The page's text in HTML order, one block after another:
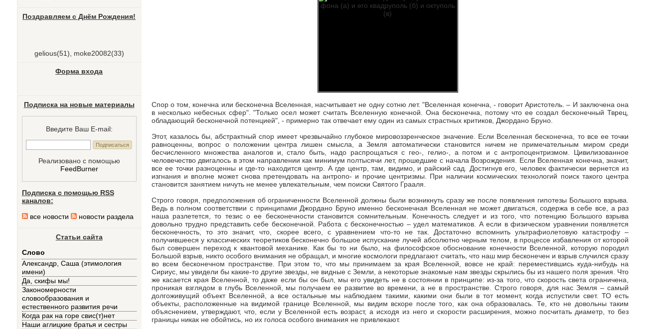
Поздравляем с Днём Рождения!
gelious(51) moke20082(33)
Форма входа
Подписка на новые материалы
Введите Ваш E-mail:
Реализовано с помощью
FeedBurner
Подписка с помощью RSS
каналов:
все новости
новости раздела
Статьи сайта
Слово
Александр, Саша (этимология
имени)
Да, скифы мы!
Закономерности
словообразования и
естественного развития речи
Когда рак на горе свис(т)нет
Наши аглицкие братья и сестры
Спор о том, конечна или бесконечна Вселенная, насчитывает не одну сотню лет. "Вселенная конечна, - говорит Аристотель. – И заключена она
в несколько небесных сфер". "Только осел может считать Вселенную конечной. Она бесконечна, потому что ее создал бесконечный Тврец,
обладающий бесконечной потенцией", - примерно так отвечает ему один из самых страстных критиков, Джордано Бруно.
Этот, казалось бы, абстрактный спор имеет чрезвычайно глубокое мировоззренческое значение. Если Вселенная бесконечна, то все ее точки
равноценны, вопрос о положении центра лишен смысла, а Земля автоматически становится ничем не примечательным миром среди
бесчисленного множества аналогов и, стало быть, надо распрощаться с гео-, гелио-, а потом и с антропоцентризмом. Цивилизованное
человечество двигалось в этом направлении как минимум полтысячи лет, прошедшие с начала Возрождения. Если Вселенная конечна, значит,
все ее точки разноценны и где-то находится центр. А где центр, там, видимо, и райский сад. Достигнув его, человек фактически вернется из
изгнания и вполне может снова претендовать на антропо- и прочие центризмы. При наличии космических технологий поиск такого центра
становится занятием ничуть не менее увлекательным, чем поиски Святого Грааля.
Строго говоря, предположения об ограниченности Вселенной должны были возникнуть сразу же после появления гипотезы Большого взрыва.
Ведь в полном соответствии с принципами Джордано Бруно именно бесконечная Вселенная не может двигаться, содержа в себе все, а раз
наша разлетется, то тезис о ее бесконечности становится сомнительным. Конечность следует и из того, что потенцию Большого взрыва
довольно трудно представить себе бесконечной. Работа с бесконечностью – удел математиков. А если в физическом уравнении появляется
бесконечность, то это значит, что, скорее всего, с уравнением что-то не так. Достаточно вспомнить ультрафиолетовую катастрофу –
получившееся у классических теоретиков бесконечно большое испускание лучей абсолютно черным телом, в процессе избавления от которой
был совершен переход к квантовой механике. Как бы то ни было, на философское обоснование конечности Вселенной, которую породил
Большой взрыв, никто особого внимания не обращал, и многие космологи предлагают считать, что наш мир бесконечен и взрыв случился сразу
во всем бесконечном пространстве. При этом то, что мы принимаем за края Вселенной, вовсе не край: переместившись куда-нибудь на
Сириус, мы увидели бы какие-то другие звезды, не видные с Земли, а некоторые знакомые нам звезды скрылись бы из нашего поля зрения. Что
же касается края Вселенной, то даже если бы он был, мы его увидеть не в состоянии в принципе: из-за того, что скорость света ограничена,
проникая взглядом в глубь Вселенной, мы получаем ее развитие во времени, а не в пространстве. Строго говоря, для нас Земля – самый
долгоживущий объект Вселенной, а все остальные мы наблюдаем такими, какими они были в тот момент, когда испустили свет. ТО есть
объекты, расположенные на видимой границе Вселенной, мы видим вскоре после того, как она образовалась. Те, кто не довольны таким
объяснением, утверждают, что, если у Вселенной есть возраст, а исходя из него и скорости расширения, можно посчитать диаметр, то без
границы никак не обойтись, но их голоса особого внимания не привлекают.